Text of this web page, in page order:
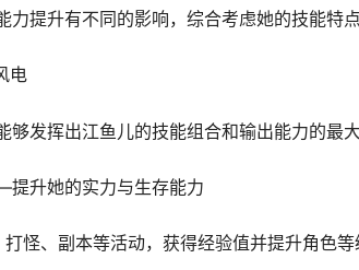
力提升有不同的影响，综合考虑她的技能特
电
发挥出江鱼儿的技能组合和输出能力的最大
升她的实力与生存能力
怪、副本等活动，获得经验值并提升角色等